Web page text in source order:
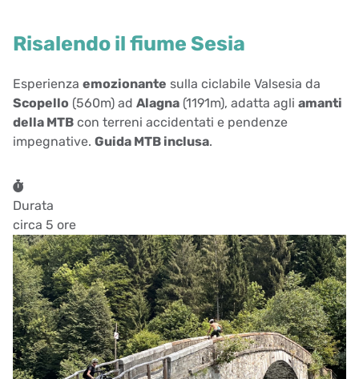
Risalendo il fiume Sesia
Esperienza emozionante sulla ciclabile Valsesia da
Scopello (560m) ad Alagna (1191m), adatta agli amanti
della MTB con terreni accidentati e pendenze
impegnative. Guida MTB inclusa.
Durata
circa 5 ore